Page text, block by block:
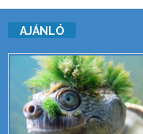
AJÁNLÓ